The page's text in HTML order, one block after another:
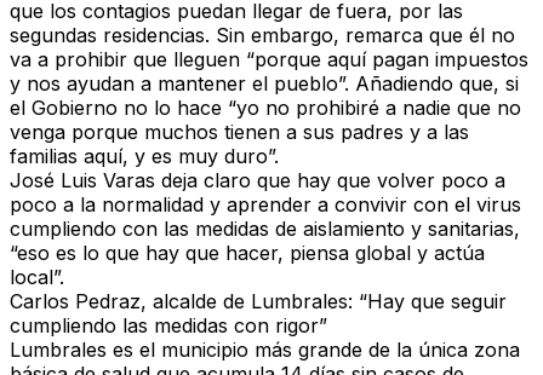
que los contagios puedan llegar de fuera, por las
segundas residencias. Sin embargo, remarca que él no
va a prohibir que lleguen “porque aquí pagan impuestos
y nos ayudan a mantener el pueblo”. Añadiendo que, si
el Gobierno no lo hace “yo no prohibiré a nadie que no
venga porque muchos tienen a sus padres y a las
familias aquí, y es muy duro”.
José Luis Varas deja claro que hay que volver poco a
poco a la normalidad y aprender a convivir con el virus
cumpliendo con las medidas de aislamiento y sanitarias,
“eso es lo que hay que hacer, piensa global y actúa
local”.
Carlos Pedraz, alcalde de Lumbrales: “Hay que seguir
cumpliendo las medidas con rigor”
Lumbrales es el municipio más grande de la única zona